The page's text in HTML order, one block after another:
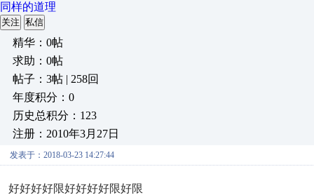
同样的道理
关注 私信
精华：0帖
求助：0帖
帖子：3帖 | 258回
年度积分：0
历史总积分：123
注册：2010年3月27日
发表于：2018-03-23 14:27:44
好好好好限好好好好限好限